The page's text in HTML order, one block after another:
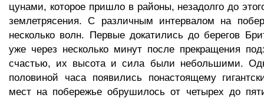
цунами, которое пришло в районы, незадолго до
землетрясения. С различным интервалом на
несколько волн. Первые докатились до берегов
уже через несколько минут после прекращения
счастью, их высота и сила были небольшими.
половиной часа появились понастоящему
мест на побережье обрушилось от четырех до